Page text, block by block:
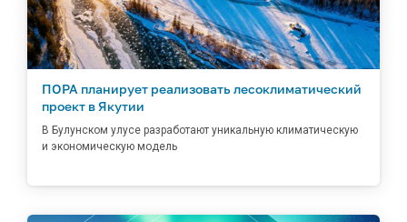
ПОРА планирует реализовать лесоклиматический
проект в Якутии
В Булунском улусе разработают уникальную климатическую
и экономическую модель